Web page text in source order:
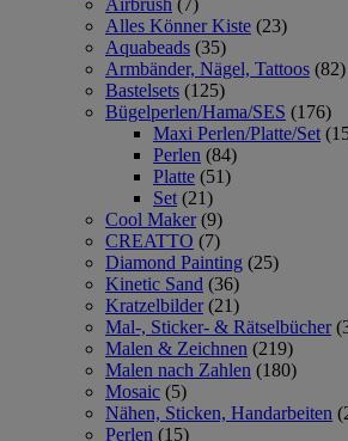
Airbrush (7)
Alles Könner Kiste (23)
Aquabeads (35)
Armbänder, Nägel, Tattoos (82)
Bastelsets (125)
Bügelperlen/Hama/SES (176)
Maxi Perlen/Platte/Set
Perlen (84)
Platte (51)
Set (21)
Cool Maker (9)
CREATTO (7)
Diamond Painting (25)
Kinetic Sand (36)
Kratzelbilder (21)
Mal-, Sticker- & Rätselbücher
Malen & Zeichnen (219)
Malen nach Zahlen (180)
Mosaic (5)
Nähen, Sticken, Handarbeiten
Perlen (15)